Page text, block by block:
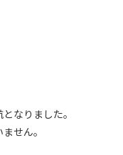
なりました。
せん。